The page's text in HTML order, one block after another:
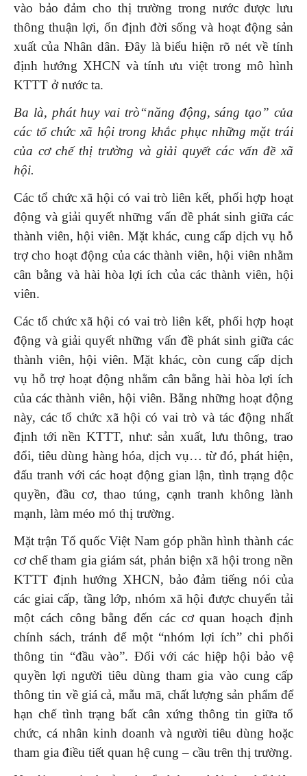
vào bảo đảm cho thị trường trong nước được lưu
thông thuận lợi, ổn định đời sống và hoạt động sản
xuất của Nhân dân. Đây là biểu hiện rõ nét về tính
định hướng XHCN và tính ưu việt trong mô hình
KTTT ở nước ta.
Ba là, phát huy vai trò“năng động, sáng tạo” của
các tổ chức xã hội trong khắc phục những mặt trái
của cơ chế thị trường và giải quyết các vấn đề xã
hội.
Các tổ chức xã hội có vai trò liên kết, phối hợp hoạt
động và giải quyết những vấn đề phát sinh giữa các
thành viên, hội viên. Mặt khác, cung cấp dịch vụ hỗ
trợ cho hoạt động của các thành viên, hội viên nhằm
cân bằng và hài hòa lợi ích của các thành viên, hội
viên.
Các tổ chức xã hội có vai trò liên kết, phối hợp hoạt
động và giải quyết những vấn đề phát sinh giữa các
thành viên, hội viên. Mặt khác, còn cung cấp dịch
vụ hỗ trợ hoạt động nhằm cân bằng hài hòa lợi ích
của các thành viên, hội viên. Bằng những hoạt động
này, các tổ chức xã hội có vai trò và tác động nhất
định tới nền KTTT, như: sản xuất, lưu thông, trao
đổi, tiêu dùng hàng hóa, dịch vụ… từ đó, phát hiện,
đấu tranh với các hoạt động gian lận, tình trạng độc
quyền, đầu cơ, thao túng, cạnh tranh không lành
mạnh, làm méo mó thị trường.
Mặt trận Tổ quốc Việt Nam góp phần hình thành các
cơ chế tham gia giám sát, phản biện xã hội trong nền
KTTT định hướng XHCN, bảo đảm tiếng nói của
các giai cấp, tầng lớp, nhóm xã hội được chuyển tải
một cách công bằng đến các cơ quan hoạch định
chính sách, tránh để một “nhóm lợi ích” chi phối
thông tin “đầu vào”. Đối với các hiệp hội bảo vệ
quyền lợi người tiêu dùng tham gia vào cung cấp
thông tin về giá cả, mẫu mã, chất lượng sản phẩm để
hạn chế tình trạng bất cân xứng thông tin giữa tổ
chức, cá nhân kinh doanh và người tiêu dùng hoặc
tham gia điều tiết quan hệ cung – cầu trên thị trường.